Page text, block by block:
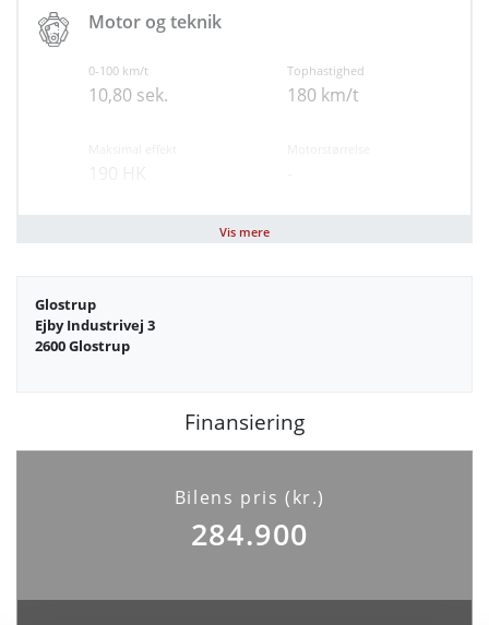
ESP
Dæktrykssensor
Motor og teknik
0-100 km/t
10,80 sek.
Tophastighed
180 km/t
Antal cylindre
4
Sikkerhed og komfort
Antal Airbags
Vis mere
Glostrup
Ejby Industrivej 3
2600 Glostrup
Finansiering
Bilens pris (kr.)
284.900